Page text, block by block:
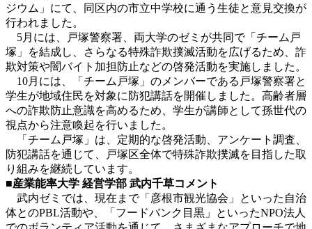
ジウム」にて、同区内の市立中学校に通う生徒と意見交換が
行われました。
5月には、戸塚警察署、両大学のゼミが共同で「チーム戸
塚」を結成し、さらなる特殊詐欺撲滅活動を広げるため、詐
欺対策や闇バイト加担防止などの啓発活動を実施しました。
10月には、「チーム戸塚」のメンバーである戸塚警察署と
学生が地域住民を対象に防犯講話を開催しました。高齢者層
への詐欺防止意識を高めるため、学生が講師として孫世代の
視点から注意喚起を行いました。
「チーム戸塚」は、定期的な啓発活動、アンケート調査、
防犯講話を通じて、戸塚区全体で特殊詐欺撲滅を目指した取
り組みを継続しています。
■産業能率大学 経営学部 武内千草コメント
武内ゼミでは、現在まで「彦根市観光協会」といった自治
体とのPBL活動や、「フードバンク目黒」といったNPO法人